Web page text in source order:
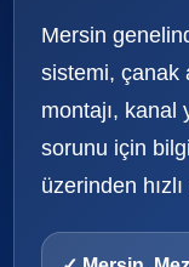
Mersin
sistemi, çanak
montajı, kanal
sorunu için
üzerinden